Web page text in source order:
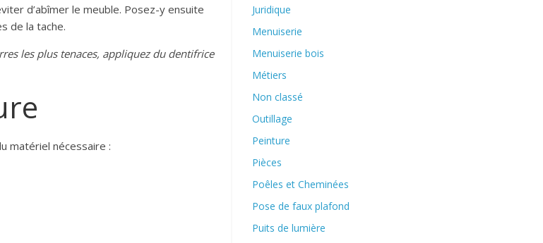
d’abîmer le meuble. Posez-y ensuite
de la tache.
les plus tenaces, appliquez dudentifrice
matériel nécessaire :
Juridique
Menuiserie
Menuiserie bois
Métiers
Non classé
Outillage
Peinture
Pièces
Poêles et Cheminées
Pose de faux plafond
Puits de lumière